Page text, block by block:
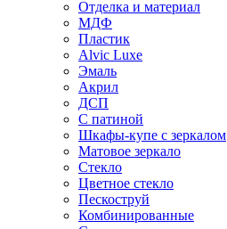
Отделка и материал
МДФ
Пластик
Alvic Luxe
Эмаль
Акрил
ДСП
С патиной
Шкафы-купе с зеркалом
Матовое зеркало
Стекло
Цветное стекло
Пескоструй
Комбинированные